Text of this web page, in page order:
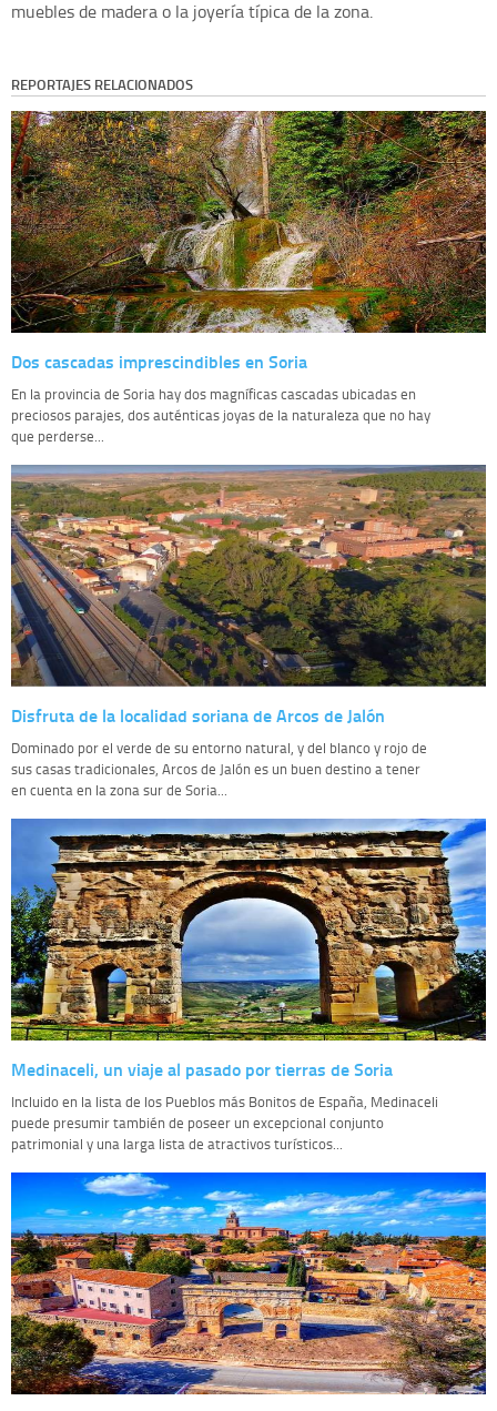
muebles de madera o la joyería típica de la zona.
REPORTAJES RELACIONADOS
Dos cascadas imprescindibles en Soria
En la provincia de Soria hay dos magníficas cascadas ubicadas en
preciosos parajes, dos auténticas joyas de la naturaleza que no hay
que perderse...
Disfruta de la localidad soriana de Arcos de Jalón
Dominado por el verde de su entorno natural, y del blanco y rojo de
sus casas tradicionales, Arcos de Jalón es un buen destino a tener
en cuenta en la zona sur de Soria...
Medinaceli, un viaje al pasado por tierras de Soria
Incluido en la lista de los Pueblos más Bonitos de España, Medinaceli
puede presumir también de poseer un excepcional conjunto
patrimonial y una larga lista de atractivos turísticos...